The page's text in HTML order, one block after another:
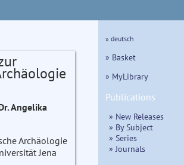
Angelika
Archäologie
Jena
» deutsch
» Basket
» MyLibrary
Publications
» New Releases
» By Subject
» Series
» Journals